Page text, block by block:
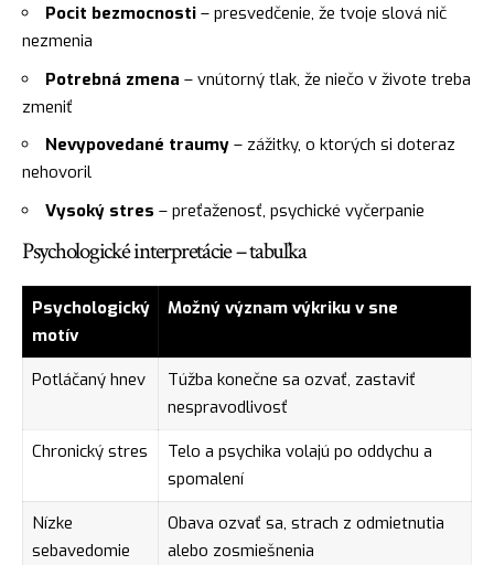
Pocit bezmocnosti – presvedčenie, že tvoje slová nič
nezmenia
Potrebná zmena – vnútorný tlak, že niečo v živote treba
zmeniť
Nevypovedané traumy – zážitky, o ktorých si doteraz
nehovoril
Vysoký stres – preťaženosť, psychické vyčerpanie
Psychologické interpretácie – tabuľka
Psychologický
motív
Možný význam výkriku v sne
Potláčaný hnev
Túžba konečne sa ozvať, zastaviť
nespravodlivosť
Chronický stres
Telo a psychika volajú po oddychu a
spomalení
Nízke
sebavedomie
Obava ozvať sa, strach z odmietnutia
alebo zosmiešnenia